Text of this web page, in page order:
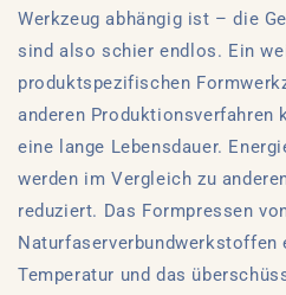
Werkzeug abhängig ist – die
sind also schier endlos. Ein
produktspezifischen
anderen Produktionsverfahren
eine lange Lebensdauer.
werden im Vergleich zu
reduziert. Das Formpressen
Temperatur und das